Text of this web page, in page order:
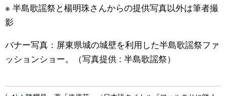
※ 半島歌謡祭と楊明珠さんからの提供写真以外は筆者撮
影
バナー写真：屏東県城の城壁を利用した半島歌謡祭ファ
ッションショー。（写真提供 : 半島歌謡祭）